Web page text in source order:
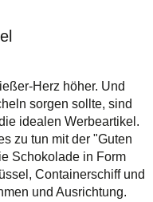
Herz höher. Und
sorgen sollte, sind
idealen Werbeartikel.
zu tun mit der "Guten
Schokolade in Form
Containerschiff und
und Ausrichtung.